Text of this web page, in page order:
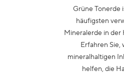
Grüne Tonerde
häufigsten
Mineralerde in der
Erfahren Sie,
mineralhaltigen
helfen, die